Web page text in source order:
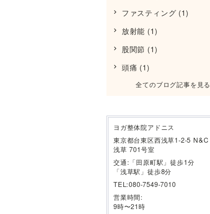
ファスティング (1)
放射能 (1)
股関節 (1)
頭痛 (1)
全てのブログ記事を見る
ヨガ整体院アドニス
東京都台東区西浅草1-2-5 N&C
浅草 701号室
交通:「田原町駅」徒歩1分
「浅草駅」徒歩8分
TEL:080-7549-7010
営業時間:
9時〜21時